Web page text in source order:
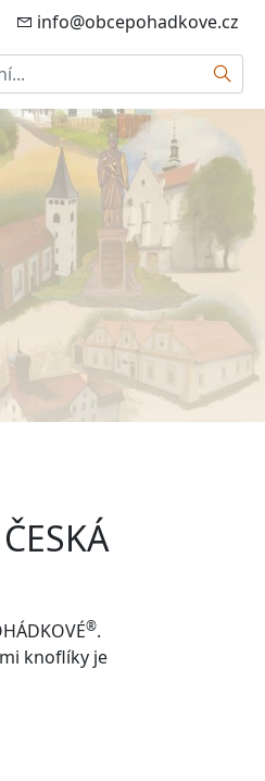
info@obcepohadkove.cz
Hledat
®.
knoflíky je